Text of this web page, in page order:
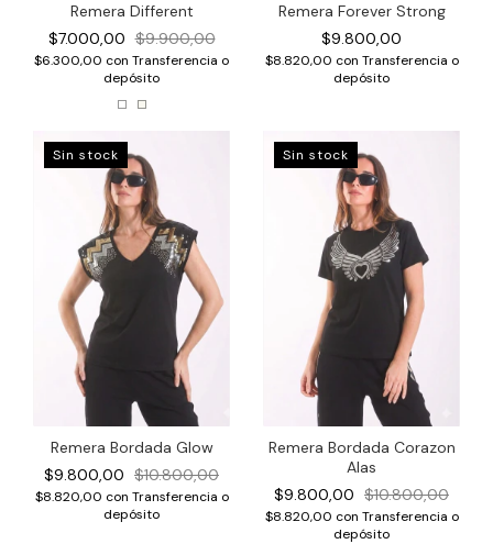
Remera Different
$7.000,00 $9.900,00
$6.300,00 con Transferencia o
depósito
Remera Forever Strong
$9.800,00
$8.820,00 con Transferencia o
depósito
Sin stock
Remera Bordada Glow
$9.800,00 $10.800,00
$8.820,00 con Transferencia o
depósito
Sin stock
Remera Bordada Corazon
Alas
$9.800,00 $10.800,00
$8.820,00 con Transferencia o
depósito